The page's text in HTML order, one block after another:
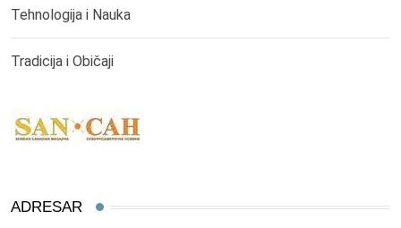
Tehnologija i Nauka
Tradicija i Običaji
ADRESAR